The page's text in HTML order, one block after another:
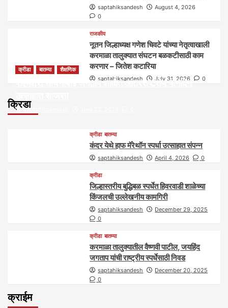
saptahiksandesh
August 4, 2026
0
राजकीय
नूतन जिल्हाध्यक्ष गणेश चिवटे यांच्या नेतृत्वाखाली
करमाळा तालुक्यात संघटन बळकटीसाठी काम
करणार – जितेश कटारिया
saptahiksandesh July 31, 2026 0
क्रिडा
क्रीडा बातम्या शैक्षणिक
पीएमश्री साधनाबाई जगताप शाळेत आंतरराष्ट्रीय योगदिन
saptahiksandesh
क्रीडा बातम्या
कंदर येथे हाफ मॅरेथॉन स्पर्धा उत्साहात संपन्न
saptahiksandesh April 4, 2026 0
क्रीडा
जिल्हास्तरीय बुद्धिबळ स्पर्धेत हिवरवाडी शाळेच्या
किंजलची उल्लेखनीय कामगिरी
saptahiksandesh
December 29, 2025
0
क्रीडा बातम्या
करमाळा तालुक्यातील वैष्णवी पाटील, जयहिंद
जगताप यांची राष्ट्रीय स्पर्धेसाठी निवड
saptahiksandesh
December 20, 2025
0
क्राईम